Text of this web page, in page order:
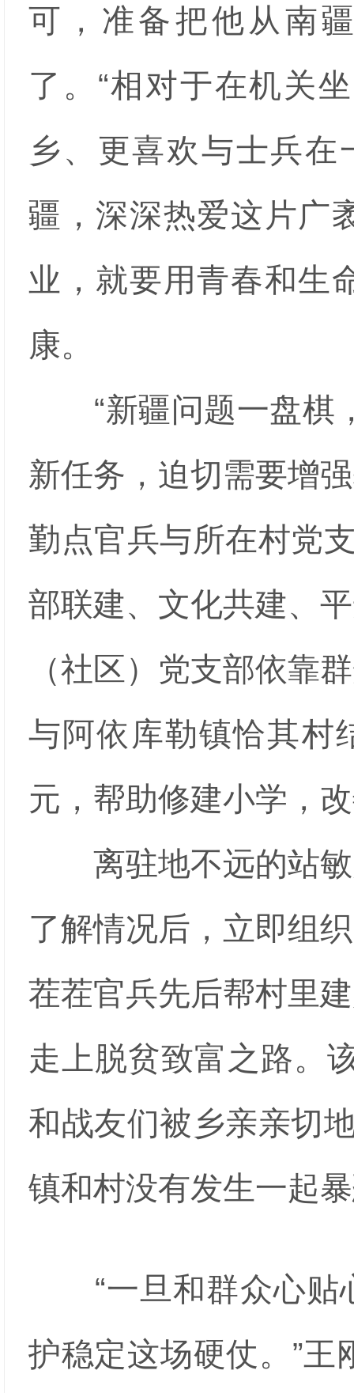
可，准备把他从南
了。“相对于在机关
乡、更喜欢与士兵在
疆，深深热爱这片广
业，就要用青春和生
康。
“新疆问题一盘棋，
新任务，迫切需要增
勤点官兵与所在村党
部联建、文化共建、
（社区）党支部依靠
与阿依库勒镇恰其村
元，帮助修建小学，
离驻地不远的站敏
了解情况后，立即组
茬茬官兵先后帮村里
走上脱贫致富之路。
和战友们被乡亲亲切
镇和村没有发生一起
“一旦和群众心贴
护稳定这场硬仗。”